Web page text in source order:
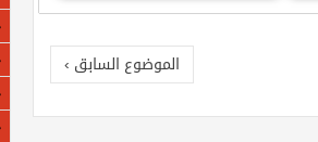
الموضوع السابق ›